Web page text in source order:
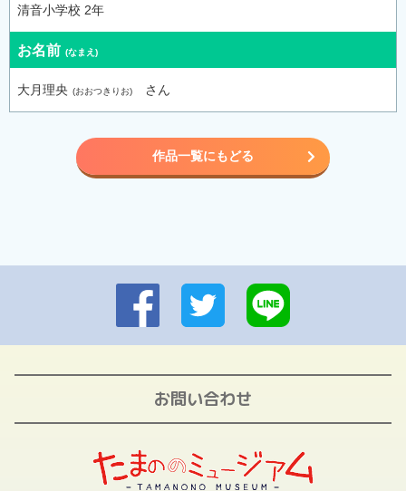
清音小学校 2年
お名前
大月理央 さん
作品一覧にもどる
お問い合わせ